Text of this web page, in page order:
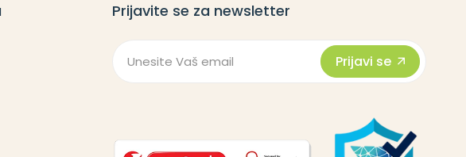
Prijavite se za newsletter
Prijavi se